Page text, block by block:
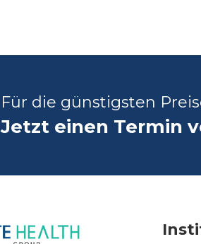
Für die günstigsten
Jetzt einen Termin